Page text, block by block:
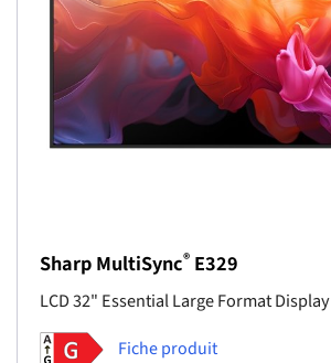
Sharp MultiSync® E329
LCD 32" Essential Large Format Display
Fiche produit